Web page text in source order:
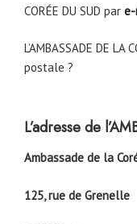
CORÉE DU SUD par
L’AMBASSADE DE
postale ?
L’adresse de
Ambassade de la
125, rue de Grenelle